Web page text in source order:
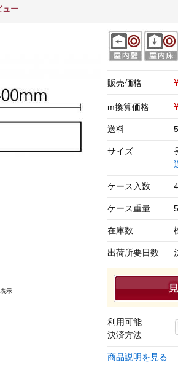
ュー
示
販売価格
m換算価格
送料
サイズ
ケース入数
ケース重量
在庫数
出荷所要日数
利用可能
決済方法
商品説明を見る